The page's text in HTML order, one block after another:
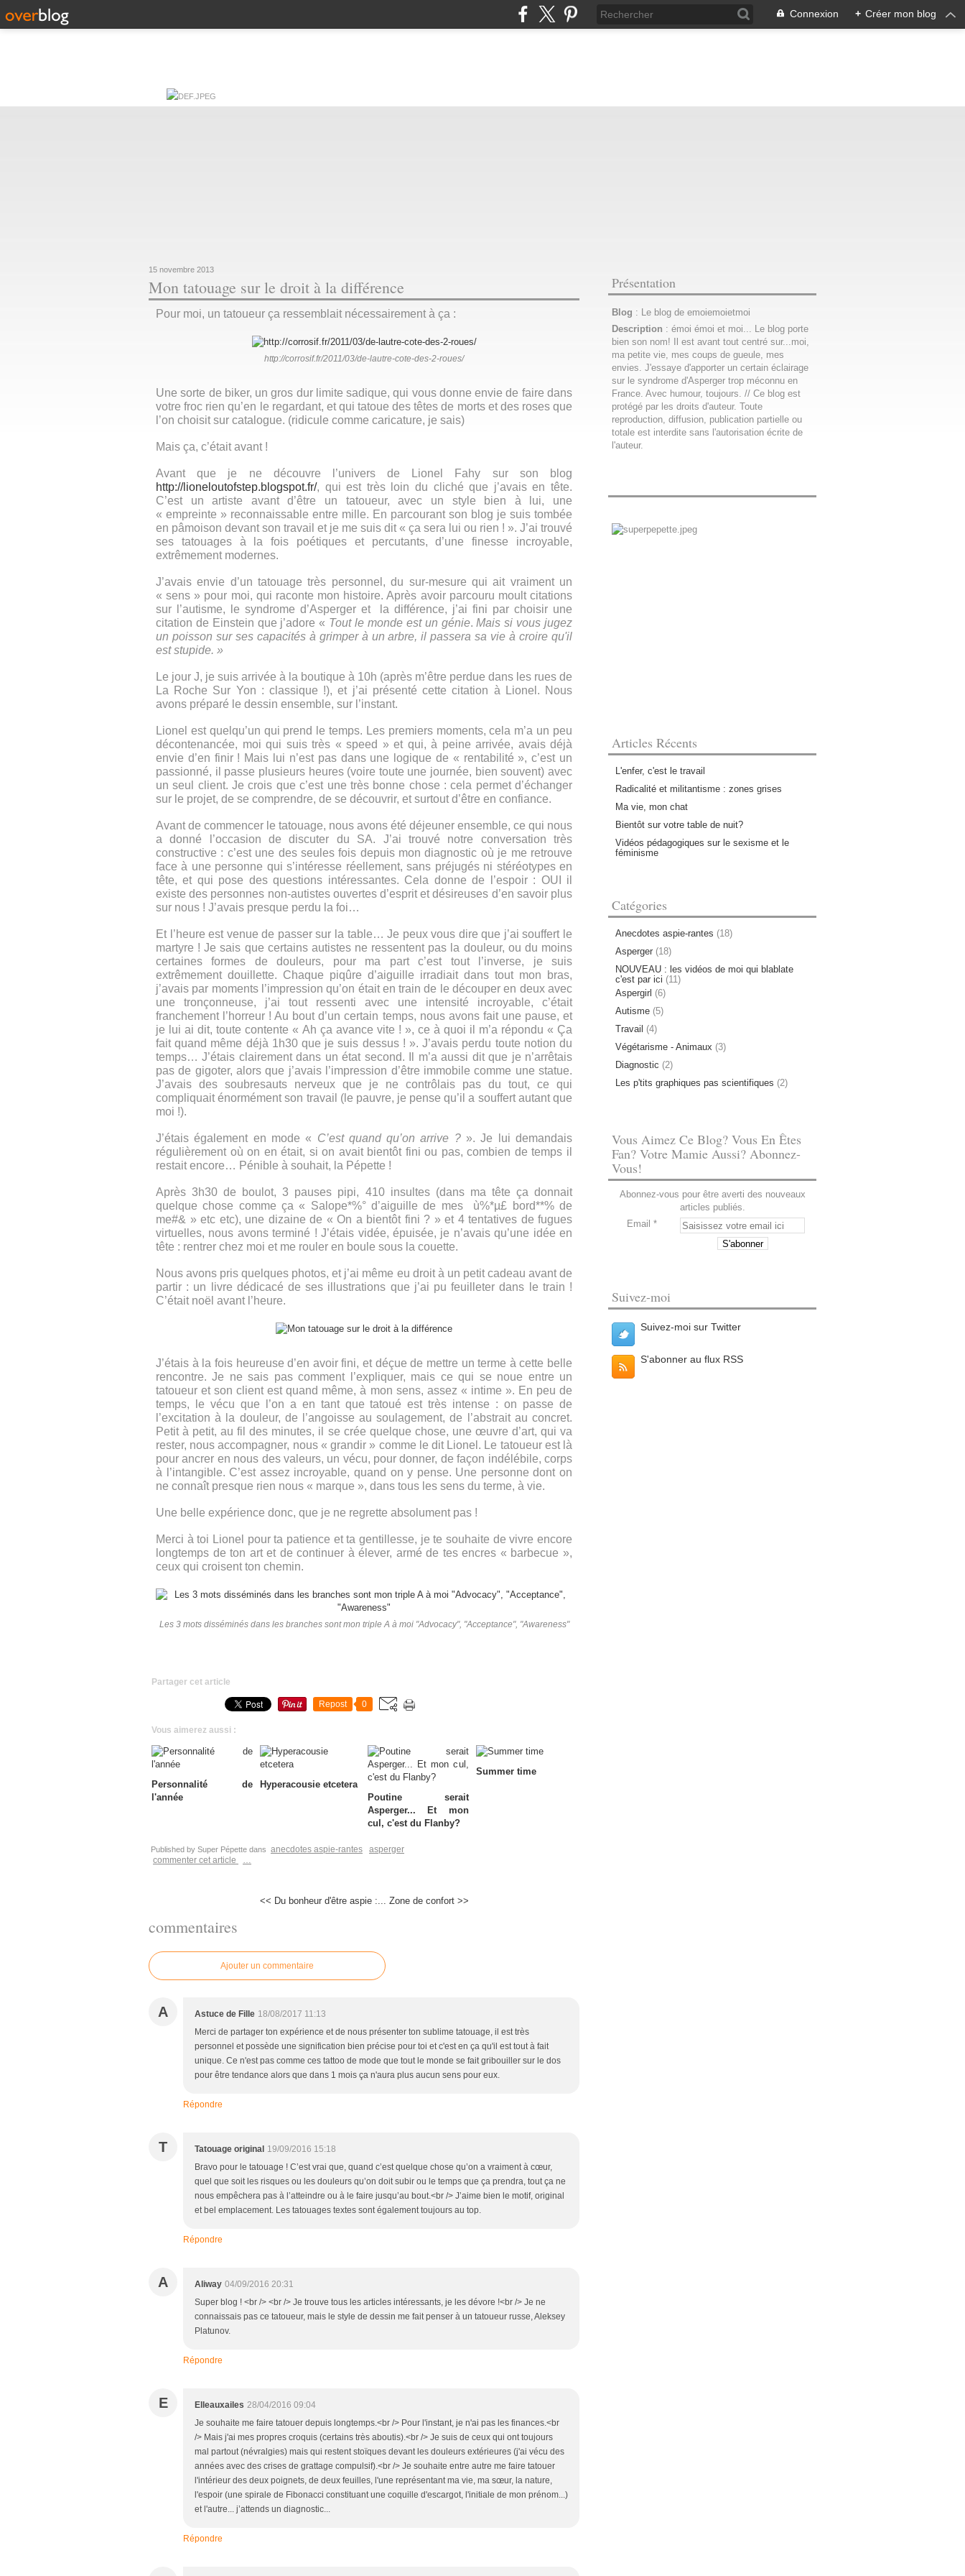
Connexion + Créer mon blog
15 novembre 2013
Mon tatouage sur le droit à la différence
Pour moi, un tatoueur ça ressemblait nécessairement à ça :
http://corrosif.fr/2011/03/de-lautre-cote-des-2-roues/
Une sorte de biker, un gros dur limite sadique, qui vous donne envie de faire dans
votre froc rien qu’en le regardant, et qui tatoue des têtes de morts et des roses que
l’on choisit sur catalogue. (ridicule comme caricature, je sais)
Mais ça, c’était avant !
Avant que je ne découvre l’univers de Lionel Fahy sur son blog
http://lioneloutofstep.blogspot.fr/, qui est très loin du cliché que j’avais en tête.
C’est un artiste avant d’être un tatoueur, avec un style bien à lui, une
« empreinte » reconnaissable entre mille. En parcourant son blog je suis tombée
en pâmoison devant son travail et je me suis dit « ça sera lui ou rien ! ». J’ai trouvé
ses tatouages à la fois poétiques et percutants, d’une finesse incroyable,
extrêmement modernes.
J’avais envie d’un tatouage très personnel, du sur-mesure qui ait vraiment un
« sens » pour moi, qui raconte mon histoire. Après avoir parcouru moult citations
sur l’autisme, le syndrome d’Asperger et la différence, j’ai fini par choisir une
citation de Einstein que j’adore « Tout le monde est un génie. Mais si vous jugez
un poisson sur ses capacités à grimper à un arbre, il passera sa vie à croire qu'il
est stupide. »
Le jour J, je suis arrivée à la boutique à 10h (après m’être perdue dans les rues de
La Roche Sur Yon : classique !), et j’ai présenté cette citation à Lionel. Nous
avons préparé le dessin ensemble, sur l’instant.
Lionel est quelqu’un qui prend le temps. Les premiers moments, cela m’a un peu
décontenancée, moi qui suis très « speed » et qui, à peine arrivée, avais déjà
envie d’en finir ! Mais lui n’est pas dans une logique de « rentabilité », c’est un
passionné, il passe plusieurs heures (voire toute une journée, bien souvent) avec
un seul client. Je crois que c’est une très bonne chose : cela permet d’échanger
sur le projet, de se comprendre, de se découvrir, et surtout d’être en confiance.
Avant de commencer le tatouage, nous avons été déjeuner ensemble, ce qui nous
a donné l’occasion de discuter du SA. J’ai trouvé notre conversation très
constructive : c’est une des seules fois depuis mon diagnostic où je me retrouve
face à une personne qui s’intéresse réellement, sans préjugés ni stéréotypes en
tête, et qui pose des questions intéressantes. Cela donne de l’espoir : OUI il
existe des personnes non-autistes ouvertes d’esprit et désireuses d’en savoir plus
sur nous ! J’avais presque perdu la foi…
Et l’heure est venue de passer sur la table… Je peux vous dire que j’ai souffert le
martyre ! Je sais que certains autistes ne ressentent pas la douleur, ou du moins
certaines formes de douleurs, pour ma part c’est tout l’inverse, je suis
extrêmement douillette. Chaque piqûre d’aiguille irradiait dans tout mon bras,
j’avais par moments l’impression qu’on était en train de le découper en deux avec
une tronçonneuse, j’ai tout ressenti avec une intensité incroyable, c’était
franchement l’horreur ! Au bout d’un certain temps, nous avons fait une pause, et
je lui ai dit, toute contente « Ah ça avance vite ! », ce à quoi il m’a répondu « Ça
fait quand même déjà 1h30 que je suis dessus ! ». J’avais perdu toute notion du
temps… J’étais clairement dans un état second. Il m’a aussi dit que je n’arrêtais
pas de gigoter, alors que j’avais l’impression d’être immobile comme une statue.
J’avais des soubresauts nerveux que je ne contrôlais pas du tout, ce qui
compliquait énormément son travail (le pauvre, je pense qu’il a souffert autant que
moi !).
J’étais également en mode « C’est quand qu’on arrive ?». Je lui demandais
régulièrement où on en était, si on avait bientôt fini ou pas, combien de temps il
restait encore… Pénible à souhait, la Pépette !
Après 3h30 de boulot, 3 pauses pipi, 410 insultes (dans ma tête ça donnait
quelque chose comme ça « Salope*%° d’aiguille de mes ù%*µ£ bord**% de
me#& » etc etc), une dizaine de « On a bientôt fini ? » et 4 tentatives de fugues
virtuelles, nous avons terminé ! J’étais vidée, épuisée, je n’avais qu’une idée en
tête : rentrer chez moi et me rouler en boule sous la couette.
Nous avons pris quelques photos, et j’ai même eu droit à un petit cadeau avant de
partir : un livre dédicacé de ses illustrations que j’ai pu feuilleter dans le train !
C’était noël avant l’heure.
J’étais à la fois heureuse d’en avoir fini, et déçue de mettre un terme à cette belle
rencontre. Je ne sais pas comment l’expliquer, mais ce qui se noue entre un
tatoueur et son client est quand même, à mon sens, assez « intime ». En peu de
temps, le vécu que l’on a en tant que tatoué est très intense : on passe de
l’excitation à la douleur, de l’angoisse au soulagement, de l’abstrait au concret.
Petit à petit, au fil des minutes, il se crée quelque chose, une œuvre d’art, qui va
rester, nous accompagner, nous « grandir » comme le dit Lionel. Le tatoueur est là
pour ancrer en nous des valeurs, un vécu, pour donner, de façon indélébile, corps
à l’intangible. C’est assez incroyable, quand on y pense. Une personne dont on
ne connaît presque rien nous « marque », dans tous les sens du terme, à vie.
Une belle expérience donc, que je ne regrette absolument pas !
Merci à toi Lionel pour ta patience et ta gentillesse, je te souhaite de vivre encore
longtemps de ton art et de continuer à élever, armé de tes encres « barbecue »,
ceux qui croisent ton chemin.
Les 3 mots disséminés dans les branches sont mon triple A à moi "Advocacy", "Acceptance", "Awareness"
Partager cet article
Repost 0
Vous aimerez aussi :
Personnalité de
l'année
Hyperacousie etcetera
Poutine serait
Asperger... Et mon
cul, c'est du Flanby?
Summer time
Published by Super Pépette dans anecdotes aspie-rantes
asperger
commenter cet article
…
<< Du bonheur d'être aspie :... Zone de confort >>
commentaires
Ajouter un commentaire
A Astuce de Fille 18/08/2017 11:13
Merci de partager ton expérience et de nous présenter ton sublime tatouage, il est très
personnel et possède une signification bien précise pour toi et c'est en ça qu'il est tout à fait
unique. Ce n'est pas comme ces tattoo de mode que tout le monde se fait gribouiller sur le dos
pour être tendance alors que dans 1 mois ça n'aura plus aucun sens pour eux.
Répondre
T Tatouage original 19/09/2016 15:18
Bravo pour le tatouage ! C’est vrai que, quand c’est quelque chose qu’on a vraiment à cœur,
quel que soit les risques ou les douleurs qu’on doit subir ou le temps que ça prendra, tout ça ne
nous empêchera pas à l’atteindre ou à le faire jusqu’au bout.<br /> J’aime bien le motif, original
et bel emplacement. Les tatouages textes sont également toujours au top.
Répondre
A Aliway 04/09/2016 20:31
Super blog ! <br /> <br /> Je trouve tous les articles intéressants, je les dévore !<br /> Je ne
connaissais pas ce tatoueur, mais le style de dessin me fait penser à un tatoueur russe, Aleksey
Platunov.
Répondre
E Elleauxailes 28/04/2016 09:04
Je souhaite me faire tatouer depuis longtemps.<br /> Pour l'instant, je n'ai pas les finances.<br
/> Mais j'ai mes propres croquis (certains très aboutis).<br /> Je suis de ceux qui ont toujours
mal partout (névralgies) mais qui restent stoïques devant les douleurs extérieures (j'ai vécu des
années avec des crises de grattage compulsif).<br /> Je souhaite entre autre me faire tatouer
l'intérieur des deux poignets, de deux feuilles, l'une représentant ma vie, ma sœur, la nature,
l'espoir (une spirale de Fibonacci constituant une coquille d'escargot, l'initiale de mon prénom...)
et l'autre... j’attends un diagnostic...
Répondre
Présentation
Blog : Le blog de emoiemoietmoi
Description : émoi émoi et moi... Le blog porte
bien son nom! Il est avant tout centré sur...moi,
ma petite vie, mes coups de gueule, mes
envies. J'essaye d'apporter un certain éclairage
sur le syndrome d'Asperger trop méconnu en
France. Avec humour, toujours. // Ce blog est
protégé par les droits d'auteur. Toute
reproduction, diffusion, publication partielle ou
totale est interdite sans l'autorisation écrite de
l'auteur.
Articles Récents
L'enfer, c'est le travail
Radicalité et militantisme : zones grises
Ma vie, mon chat
Bientôt sur votre table de nuit?
Vidéos pédagogiques sur le sexisme et le
féminisme
Catégories
Anecdotes aspie-rantes (18)
Asperger (18)
NOUVEAU : les vidéos de moi qui blablate
c'est par ici (11)
Aspergirl (6)
Autisme (5)
Travail (4)
Végétarisme - Animaux (3)
Diagnostic (2)
Les p'tits graphiques pas scientifiques (2)
Vous Aimez Ce Blog? Vous En Êtes
Fan? Votre Mamie Aussi? Abonnez-
Vous!
Abonnez-vous pour être averti des nouveaux
articles publiés.
Email
Suivez-moi
Suivez-moi sur Twitter
S'abonner au flux RSS